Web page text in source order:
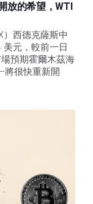
放的希望，WTI
）西德克薩斯中
美元，較前一日
預期霍爾木茲海
將很快重新開